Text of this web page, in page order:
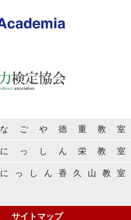
なごや徳重教室
にっしん栄教室
にっしん香久山教室
サイトマップ